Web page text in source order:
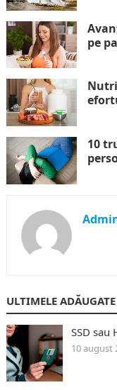
pe
10
ULTIMELE ADĂUGATE
SSD sau
10 august